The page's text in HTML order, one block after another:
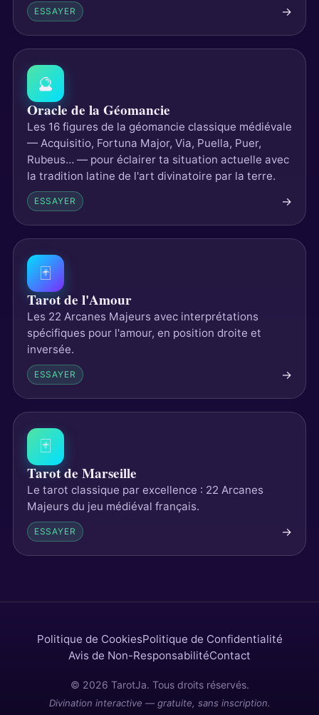
ESSAYER →
🔮
Oracle de la Géomancie
Les 16 figures de la géomancie classique médiévale
— Acquisitio, Fortuna Major, Via, Puella, Puer,
Rubeus… — pour éclairer ta situation actuelle avec
la tradition latine de l'art divinatoire par la terre.
ESSAYER →
🃏
Tarot de l'Amour
Les 22 Arcanes Majeurs avec interprétations
spécifiques pour l'amour, en position droite et
inversée.
ESSAYER →
🃏
Tarot de Marseille
Le tarot classique par excellence : 22 Arcanes
Majeurs du jeu médiéval français.
ESSAYER →
Politique de CookiesPolitique de Confidentialité
Avis de Non-ResponsabilitéContact
© 2026 TarotJa. Tous droits réservés.
Divination interactive — gratuite, sans inscription.